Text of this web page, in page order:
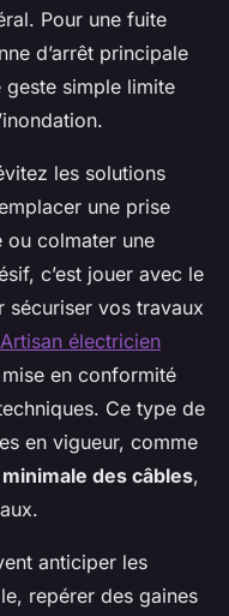
Pour une fuite
d’arrêt principale
simple limite
les solutions
une prise
ou colmater une
c’est jouer avec le
vos travaux
Artisan électricien
en conformité
Ce type de
en vigueur, comme
des câbles,
anticiper les
repérer des gaines